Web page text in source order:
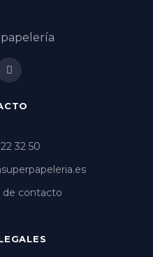
32 50
de contacto